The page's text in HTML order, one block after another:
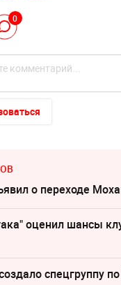
0
о переходе
оценил шансы
спецгруппу